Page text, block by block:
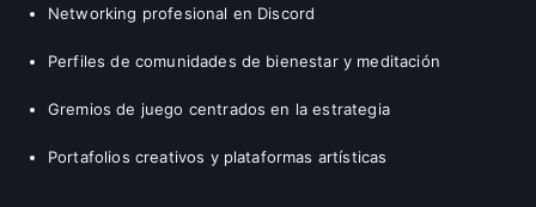
Networking profesional en Discord
Perfiles de comunidades de bienestar y meditación
Gremios de juego centrados en la estrategia
Portafolios creativos y plataformas artísticas